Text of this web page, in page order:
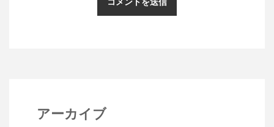
アーカイブ